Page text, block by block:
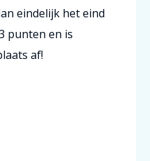
eindelijk het eind
punten en is
af!